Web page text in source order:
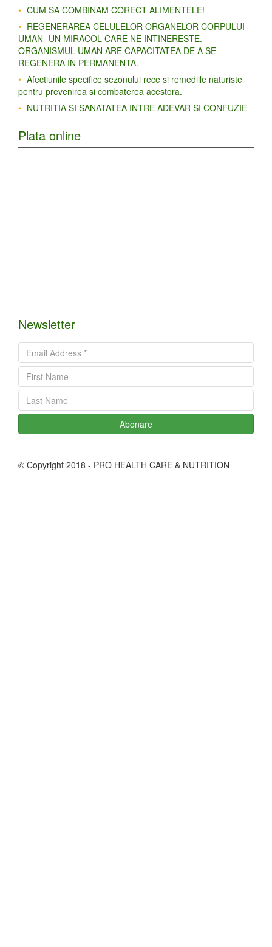
CUM SA COMBINAM CORECT ALIMENTELE!
REGENERAREA CELULELOR ORGANELOR CORPULUI
UMAN- UN MIRACOL CARE NE INTINERESTE.
ORGANISMUL UMAN ARE CAPACITATEA DE A SE
REGENERA IN PERMANENTA.
Afectiunile specifice sezonului rece si remediile naturiste
pentru prevenirea si combaterea acestora.
NUTRITIA SI SANATATEA INTRE ADEVAR SI CONFUZIE
Plata online
Newsletter
Abonare
© Copyright 2018 - PRO HEALTH CARE & NUTRITION